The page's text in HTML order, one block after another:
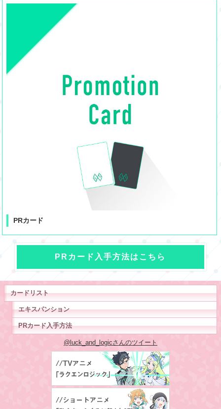
PRカード
PRカード入手方法はこちら
カードリスト
エキスパンション
PRカード入手方法
@luck_and_logicさんのツイート